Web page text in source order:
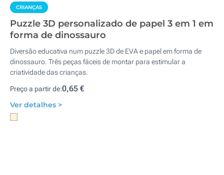
CRIANÇAS
Puzzle 3D personalizado de papel 3 em 1 em
forma de dinossauro
Diversão educativa num puzzle 3D de EVA e papel em forma de
dinossauro. Três peças fáceis de montar para estimular a
criatividade das crianças.
Preço a partir de:0,65 €
Ver detalhes >